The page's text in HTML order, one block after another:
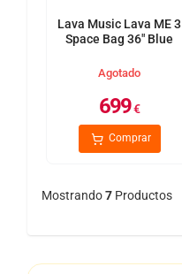
Lava Music Lava ME 3
Space Bag 36" Blue
Agotado
699€
Comprar
Mostrando7 Productos